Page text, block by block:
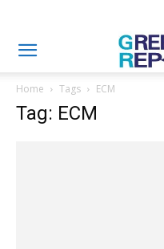
Home Tags ЕСМ
Tag: ЕСМ